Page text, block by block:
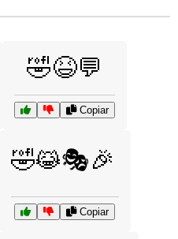
🤣😆💬
Copiar
🤣😹🎭🎉
Copiar